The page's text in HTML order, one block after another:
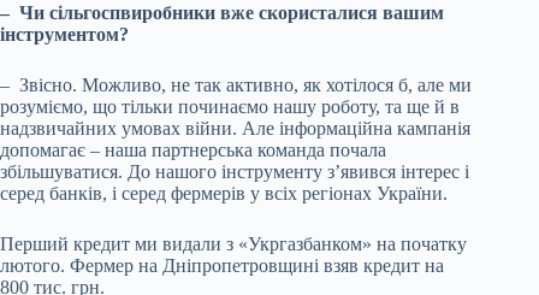
– Чи сільгоспвиробники вже скористалися вашим
інструментом?
– Звісно. Можливо, не так активно, як хотілося б, але ми
розуміємо, що тільки починаємо нашу роботу, та ще й в
надзвичайних умовах війни. Але інформаційна кампанія
допомагає – наша партнерська команда почала
збільшуватися. До нашого інструменту з’явився інтерес і
серед банків, і серед фермерів у всіх регіонах України.
Перший кредит ми видали з «Укргазбанком» на початку
лютого. Фермер на Дніпропетровщині взяв кредит на
800 тис. грн.